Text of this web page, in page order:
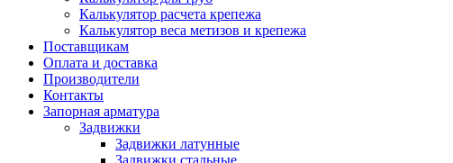
Калькулятор расчета крепежа
Калькулятор веса метизов и крепежа
Поставщикам
Оплата и доставка
Производители
Контакты
Запорная арматура
Задвижки
Задвижки латунные
Задвижки стальные